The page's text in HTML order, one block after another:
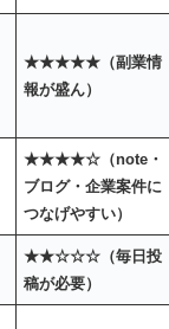
★★★★★（副業情
報が盛ん）
★★★★☆（note・
ブログ・企業案件に
つなげやすい）
★★☆☆☆（毎日投
稿が必要）